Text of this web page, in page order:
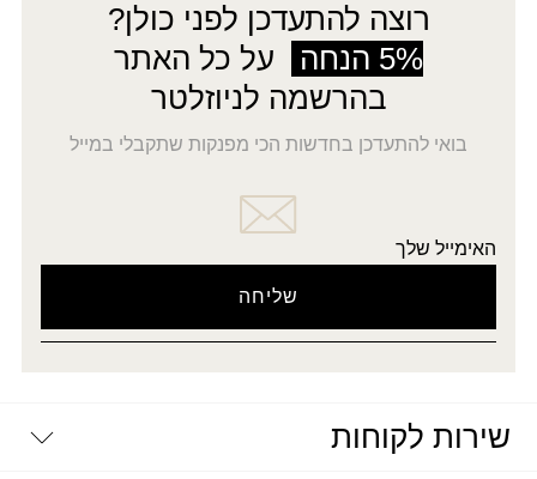
רוצה להתעדכן לפני כולן?
5% הנחה
על כל האתר
בהרשמה לניוזלטר
בואי להתעדכן בחדשות הכי מפנקות שתקבלי במייל
האימייל שלך
שירות לקוחות